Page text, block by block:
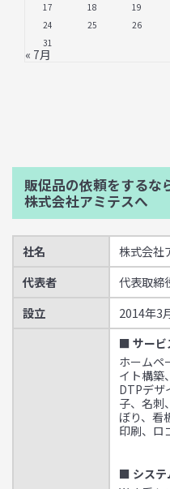
17
18 19
24
25 26
31
« 7月
販促品の依頼をするな
株式会社アミテスへ
社名
株式会社
代表者
代表取
設立
2014年3
■ サービ
ホームペ
イト構築、
DTPデザ
子、名刺
ぼり、看
印刷、ロ
■ システ